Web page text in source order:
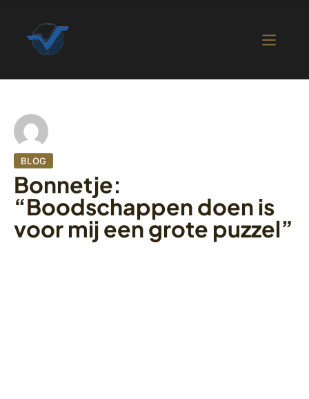
BLOG
Bonnetje:
“Boodschappen doen is
voor mij een grote puzzel”